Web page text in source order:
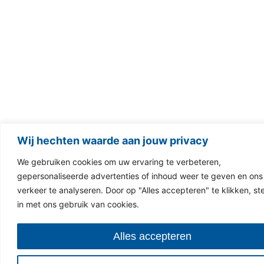
Wij hechten waarde aan jouw privacy
We gebruiken cookies om uw ervaring te verbeteren,
gepersonaliseerde advertenties of inhoud weer te geven en ons
verkeer te analyseren. Door op "Alles accepteren" te klikken,
in met ons gebruik van cookies.
Alles accepteren